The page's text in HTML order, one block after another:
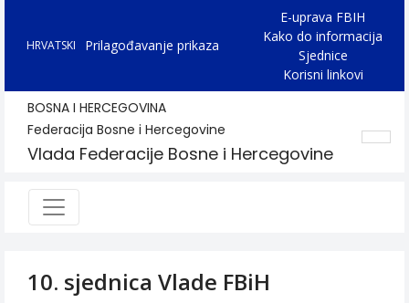
HRVATSKI Prilagođavanje prikaza
E-uprava FBIH
Kako do informacija
Sjednice
Korisni linkovi
BOSNA I HERCEGOVINA
Federacija Bosne i Hercegovine
Vlada Federacije Bosne i Hercegovine
10. sjednica Vlade FBiH